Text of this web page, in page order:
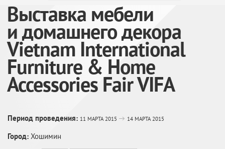
Выставка мебели
и домашнего декора
Vietnam International
Furniture & Home
Accessories Fair VIFA
Период проведения: 11 МАРТА 2015 14 МАРТА 2015
Город: Хошимин